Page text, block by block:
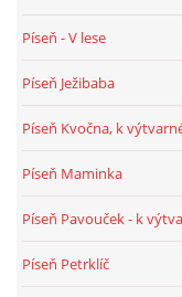
SMYSLOVÁ AKTIVITA
JÓGOVÉ CVIČENÍ,
Píseň - V lese
Píseň Ježibaba
Píseň Kvočna, k
Píseň Maminka
Píseň Pavouček - k
Píseň Petrklíč